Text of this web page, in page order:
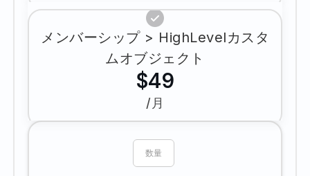
メンバーシップ > HighLevelカスタ
ムオブジェクト
$49
/月